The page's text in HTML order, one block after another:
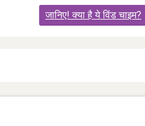
जानिए! क्या है ये विंड चाइम?